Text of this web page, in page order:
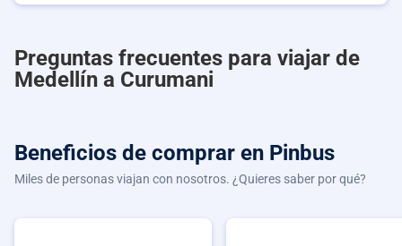
Preguntas frecuentes para viajar de
Medellín a Curumani
Beneficios de comprar en Pinbus
Miles de personas viajan con nosotros. ¿Quieres saber por qué?